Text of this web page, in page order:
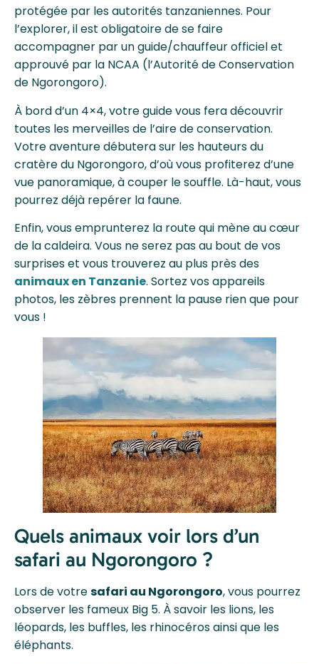
protégée par les autorités tanzaniennes. Pour
l’explorer, il est obligatoire de se faire
accompagner par un guide/chauffeur officiel et
approuvé par la NCAA (l’Autorité de Conservation
de Ngorongoro).
À bord d’un 4×4, votre guide vous fera découvrir
toutes les merveilles de l’aire de conservation.
Votre aventure débutera sur les hauteurs du
cratère du Ngorongoro, d’où vous profiterez d’une
vue panoramique, à couper le souffle. Là-haut, vous
pourrez déjà repérer la faune.
Enfin, vous emprunterez la route qui mène au cœur
de la caldeira. Vous ne serez pas au bout de vos
surprises et vous trouverez au plus près des
animaux en Tanzanie. Sortez vos appareils
photos, les zèbres prennent la pause rien que pour
vous !
Quels animaux voir lors d’un
safari au Ngorongoro ?
Lors de votresafari au Ngorongoro, vous pourrez
observer les fameux Big 5. À savoir les lions, les
léopards, les buffles, les rhinocéros ainsi que les
éléphants.